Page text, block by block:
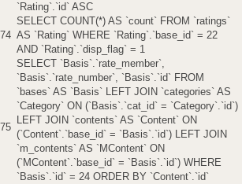
`Rating`.`id` ASC
74
SELECT COUNT(*) AS `count` FROM `ratings`
AS `Rating` WHERE `Rating`.`base_id` = 22
AND `Rating`.`disp_flag` = 1
75
SELECT `Basis`.`rate_member`,
`Basis`.`rate_number`, `Basis`.`id` FROM
`bases` AS `Basis` LEFT JOIN `categories` AS
`Category` ON (`Basis`.`cat_id` = `Category`.`id`)
LEFT JOIN `contents` AS `Content` ON
(`Content`.`base_id` = `Basis`.`id`) LEFT JOIN
`m_contents` AS `MContent` ON
(`MContent`.`base_id` = `Basis`.`id`) WHERE
`Basis`.`id` = 24 ORDER BY `Content`.`id`